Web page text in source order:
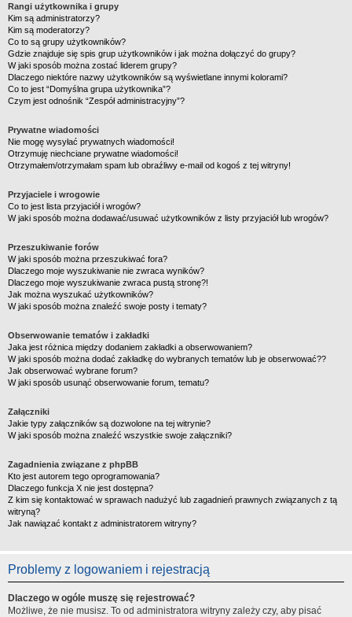
Rangi użytkownika i grupy
Kim są administratorzy?
Kim są moderatorzy?
Co to są grupy użytkowników?
Gdzie znajduje się spis grup użytkowników i jak można dołączyć do grupy?
W jaki sposób można zostać liderem grupy?
Dlaczego niektóre nazwy użytkowników są wyświetlane innymi kolorami?
Co to jest “Domyślna grupa użytkownika”?
Czym jest odnośnik “Zespół administracyjny”?
Prywatne wiadomości
Nie mogę wysyłać prywatnych wiadomości!
Otrzymuję niechciane prywatne wiadomości!
Otrzymałem/otrzymałam spam lub obraźliwy e-mail od kogoś z tej witryny!
Przyjaciele i wrogowie
Co to jest lista przyjaciół i wrogów?
W jaki sposób można dodawać/usuwać użytkowników z listy przyjaciół lub wrogów?
Przeszukiwanie forów
W jaki sposób można przeszukiwać fora?
Dlaczego moje wyszukiwanie nie zwraca wyników?
Dlaczego moje wyszukiwanie zwraca pustą stronę?!
Jak można wyszukać użytkowników?
W jaki sposób można znaleźć swoje posty i tematy?
Obserwowanie tematów i zakładki
Jaka jest różnica między dodaniem zakładki a obserwowaniem?
W jaki sposób można dodać zakładkę do wybranych tematów lub je obserwować??
Jak obserwować wybrane forum?
W jaki sposób usunąć obserwowanie forum, tematu?
Załączniki
Jakie typy załączników są dozwolone na tej witrynie?
W jaki sposób można znaleźć wszystkie swoje załączniki?
Zagadnienia związane z phpBB
Kto jest autorem tego oprogramowania?
Dlaczego funkcja X nie jest dostępna?
Z kim się kontaktować w sprawach nadużyć lub zagadnień prawnych związanych z tą
witryną?
Jak nawiązać kontakt z administratorem witryny?
Problemy z logowaniem i rejestracją
Dlaczego w ogóle muszę się rejestrować?
Możliwe, że nie musisz. To od administratora witryny zależy czy, aby pisać